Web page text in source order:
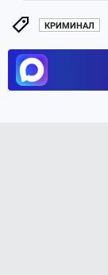
КРИМИНАЛ